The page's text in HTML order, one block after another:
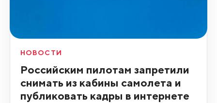
НОВОСТИ
Российским пилотам запретили
снимать из кабины самолета и
публиковать кадры в интернете